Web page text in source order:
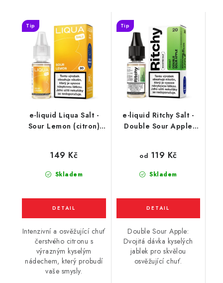
e-liquid Liqua Salt -
Sour Lemon (citron)
Tip
Skladem
149 Kč
Intenzivní a osvěžující chuť
čerstvého citronu s
výrazným kyselým
nádechem, který probudí
vaše smysly.
e-liquid Ritchy Salt -
Double Sour Apple
Tip
Skladem
od 119 Kč
Double Sour Apple:
Dvojitá dávka kyselých
jablek pro skvělou
osvěžující chuť.